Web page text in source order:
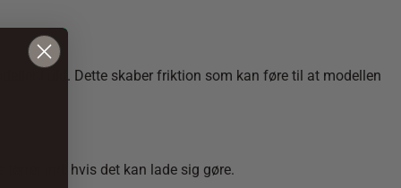
i uld. Dette skaber friktion som kan føre til at modellen
ind, hvis det kan lade sig gøre.